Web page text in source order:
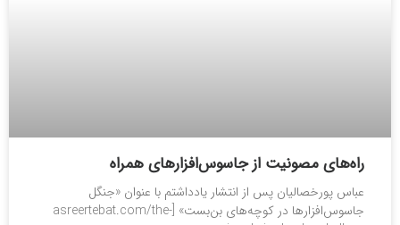
راه‌های مصونیت از جاسوس‌افزارهای همراه
عباس پورخصالیان پس از انتشار یادداشتم با عنوان «جنگل
جاسوس‌افزارها در کوچه‌های بن‌بست» [asreertebat.com/the-